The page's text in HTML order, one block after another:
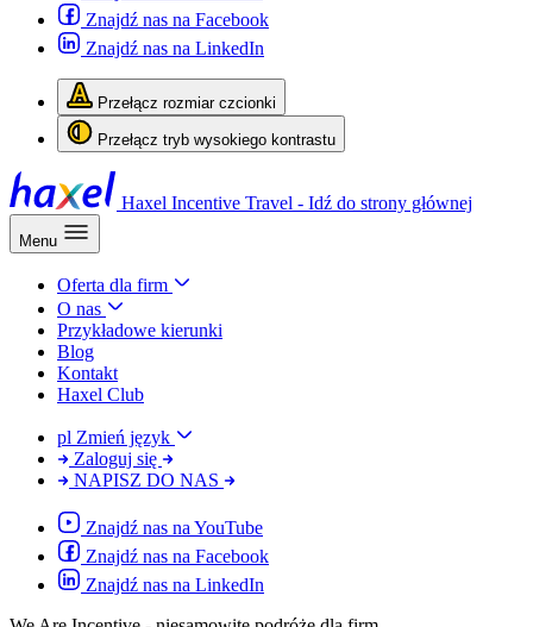
Znajdź nas na Facebook
Znajdź nas na LinkedIn
Przełącz rozmiar czcionki
Przełącz tryb wysokiego kontrastu
Haxel Incentive Travel - Idź do strony głównej
Menu
Oferta dla firm
O nas
Przykładowe kierunki
Blog
Kontakt
Haxel Club
pl Zmień język
Zaloguj się
NAPISZ DO NAS
Znajdź nas na YouTube
Znajdź nas na Facebook
Znajdź nas na LinkedIn